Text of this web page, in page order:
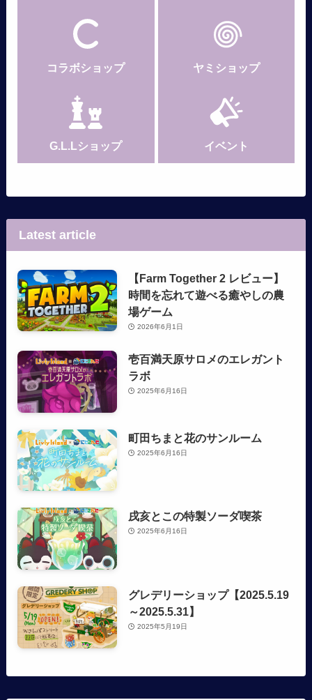
コラボショップ ヤミショップ
G.L.Lショップ イベント
Latest article
【Farm Together 2 レビュー】
時間を忘れて遊べる癒やしの農
場ゲーム
2026年6月1日
壱百満天原サロメのエレガント
ラボ
2025年6月16日
町田ちまと花のサンルーム
2025年6月16日
戌亥とこの特製ソーダ喫茶
2025年6月16日
グレデリーショップ【2025.5.19
～2025.5.31】
2025年5月19日